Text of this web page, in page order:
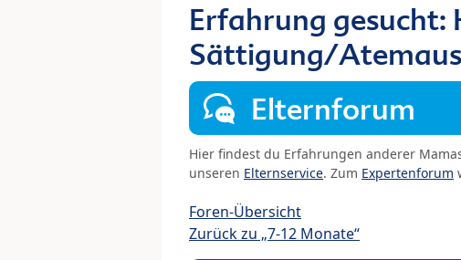
Erfahrung gesucht:
Sättigung/
Elternforum
Hier findest du Erfahrungen anderer
unseren Elternservice. Zum Expertenforum
Foren-Übersicht
Zurück zu „7-12 Monate“